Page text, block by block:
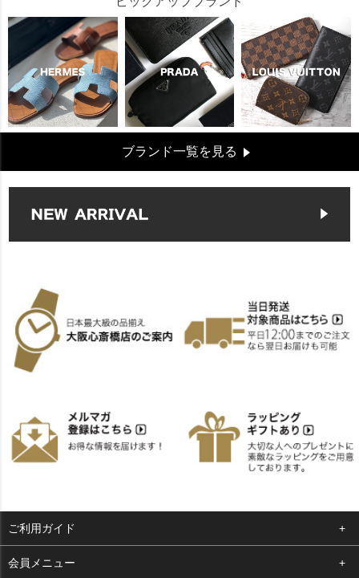
ブランド一覧を見る
ご利用ガイド
よくある質問
会員メニュー